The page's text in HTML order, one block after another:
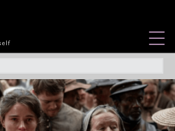
觀點專欄
焦點企劃